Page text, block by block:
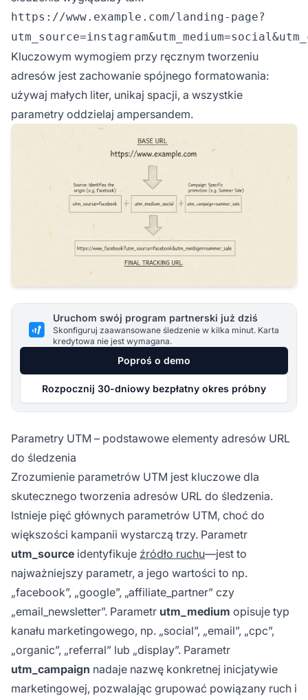
https://www.example.com/landing-page?
Kluczowym wymogiem przy ręcznym tworzeniu
adresów jest zachowanie spójnego formatowania:
używaj małych liter, unikaj spacji, a wszystkie
parametry oddzielaj ampersandem.
Uruchom swój program partnerski już dziś
Skonfiguruj zaawansowane śledzenie w kilka minut. Karta
kredytowa nie jest wymagana.
Poproś o demo
Rozpocznij 30-dniowy bezpłatny okres próbny
Parametry UTM – podstawowe elementy adresów URL
do śledzenia
Zrozumienie parametrów UTM jest kluczowe dla
skutecznego tworzenia adresów URL do śledzenia.
Istnieje pięć głównych parametrów UTM, choć do
większości kampanii wystarczą trzy. Parametr
utm_source identyfikuje źródło ruchu—jest to
najważniejszy parametr, a jego wartości to np.
„facebook”, „google”, „affiliate_partner” czy
„email_newsletter”. Parametr utm_medium opisuje typ
kanału marketingowego, np. „social”, „email”, „cpc”,
„organic”, „referral” lub „display”. Parametr
utm_campaign nadaje nazwę konkretnej inicjatywie
marketingowej, pozwalając grupować powiązany ruch i